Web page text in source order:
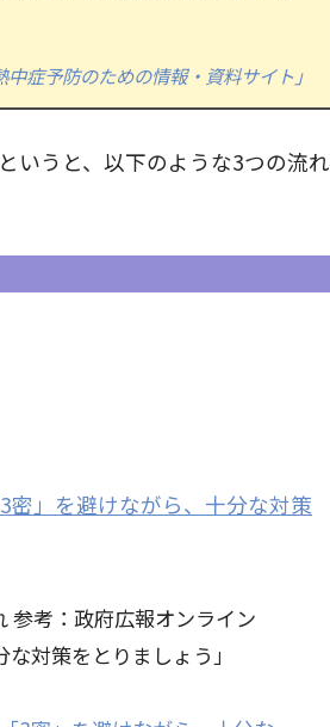
症予防のための情報・資料サイト」
いうと、以下のような3つの流れ
」を避けながら、十分な対策